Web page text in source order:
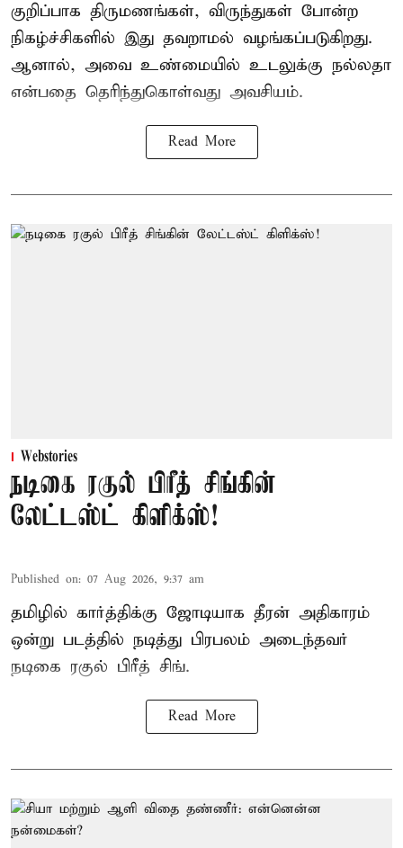
குறிப்பாக திருமணங்கள், விருந்துகள் போன்ற
நிகழ்ச்சிகளில் இது தவறாமல் வழங்கப்படுகிறது.
ஆனால், அவை உண்மையில் உடலுக்கு நல்லதா
என்பதை தெரிந்துகொள்வது அவசியம்.
Read More
Webstories
நடிகை ரகுல் பிரீத் சிங்கின்
லேட்டஸ்ட் கிளிக்ஸ்!
Published on: 07 Aug 2026, 9:37 am
தமிழில் கார்த்திக்கு ஜோடியாக தீரன் அதிகாரம்
ஒன்று படத்தில் நடித்து பிரபலம் அடைந்தவர்
நடிகை ரகுல் பிரீத் சிங்.
Read More